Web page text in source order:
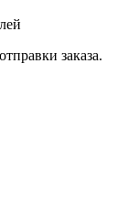
заказа.